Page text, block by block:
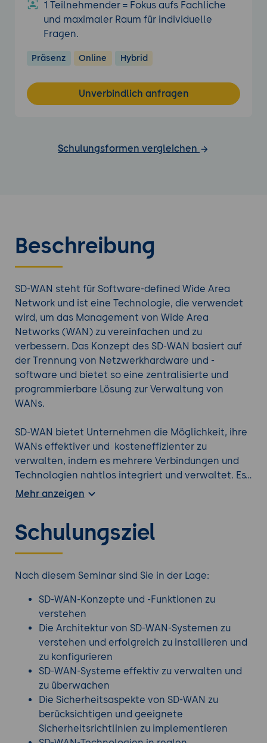
1 Teilnehmender = Fokus aufs Fachliche
und maximaler Raum für individuelle
Fragen.
Präsenz Online Hybrid
Unverbindlich anfragen
Schulungsformen vergleichen
Beschreibung
SD-WAN steht für Software-defined Wide Area
Network und ist eine Technologie, die verwendet
wird, um das Management von Wide Area
Networks (WAN) zu vereinfachen und zu
verbessern. Das Konzept des SD-WAN basiert auf
der Trennung von Netzwerkhardware und -
software und bietet so eine zentralisierte und
programmierbare Lösung zur Verwaltung von
WANs.
SD-WAN bietet Unternehmen die Möglichkeit, ihre
WANs effektiver und kosteneffizienter zu
verwalten, indem es mehrere Verbindungen und
Technologien nahtlos integriert und verwaltet. Es
kann auch dazu beitragen, die Netzwerkleistung
und effektiver steuern.
bestimmt einen passendenNetzwerk Kurs
Mehr anzeigen
Schulungsziel
Nach diesem Seminar sind Sie in der Lage:
SD-WAN-Konzepte und -Funktionen zu
verstehen
Die Architektur von SD-WAN-Systemen zu
verstehen und erfolgreich zu installieren und
zu konfigurieren
SD-WAN-Systeme effektiv zu verwalten und
zu überwachen
Die Sicherheitsaspekte von SD-WAN zu
berücksichtigen und geeignete
Sicherheitsrichtlinien zu implementieren